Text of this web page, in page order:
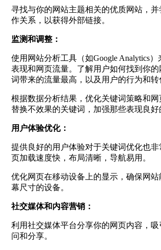
寻找与你的网站主题相关的优质网站，
作关系，以获得外部链接。
监测和调整：
使用网站分析工具（如Google Analytics
表现和网页流量。了解用户如何找到你
词带来的流量最高，以及用户的行为和转
根据数据分析结果，优化关键词策略和
替换不效果的关键词，加强那些表现良好
用户体验优化：
提供良好的用户体验对于关键词优化也非
页加载速度快，布局清晰，导航易用。
优化网页在移动设备上的显示，确保网
幕尺寸的设备。
社交媒体和内容营销：
利用社交媒体平台分享你的网页内容，
问和分享。